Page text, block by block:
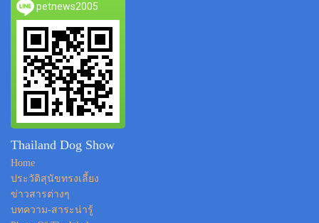
petnews2005
Thailand Dog Show
Home
ประวัติสุนัขทรงเลี้ยง
ข่าวสารต่างๆ
บทความ-สาระน่ารู้